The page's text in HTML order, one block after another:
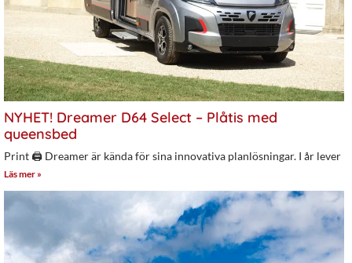
NYHET! Dreamer D64 Select – Plåtis med
queensbed
Print 🖨 Dreamer är kända för sina innovativa planlösningar. I år lever
Läs mer »